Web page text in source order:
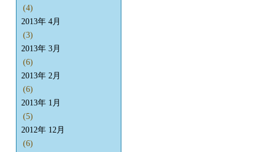
(4)
2013年 4月
(3)
2013年 3月
(6)
2013年 2月
(6)
2013年 1月
(5)
2012年 12月
(6)